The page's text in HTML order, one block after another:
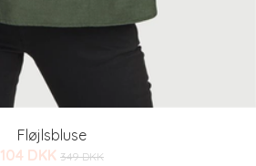
Fløjlsbluse
104 DKK 349 DKK